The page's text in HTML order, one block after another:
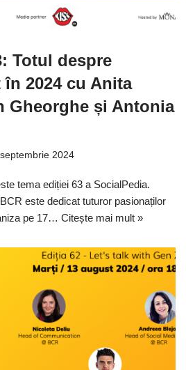
Totul despre
2024 cu Anita
Gheorghe și Antonia
2024
tema ediției 63 a SocialPedia.
este dedicat tuturor pasionaților
pe 17… Citește mai mult »